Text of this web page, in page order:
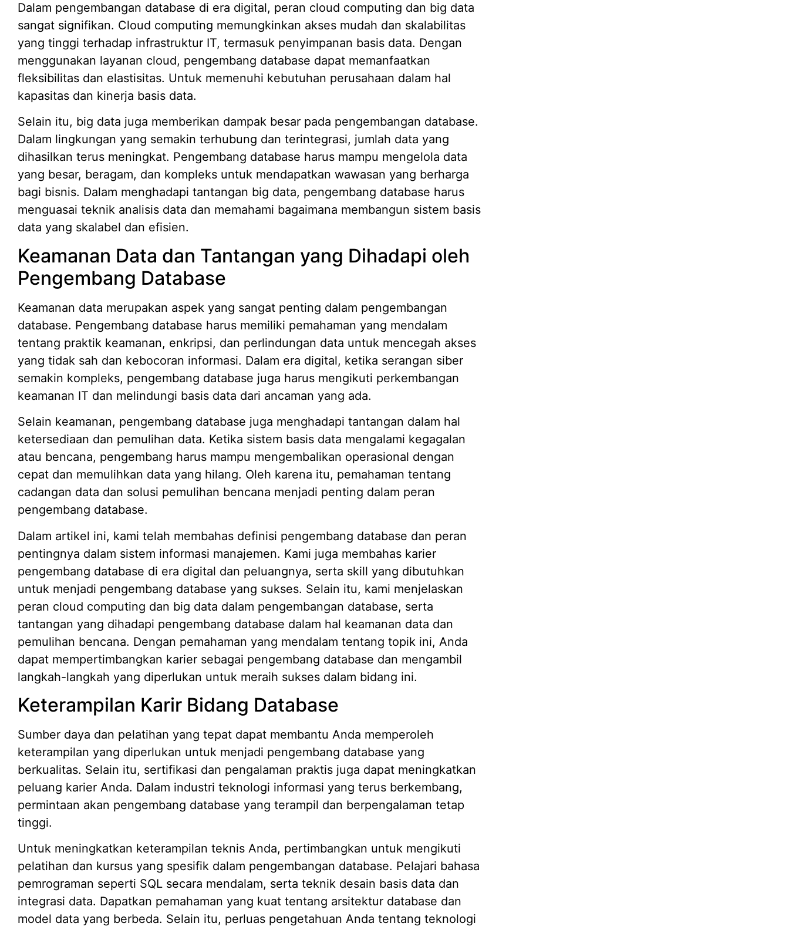
Dalam pengembangan database di era digital, peran cloud computing dan big data
sangat signifikan. Cloud computing memungkinkan akses mudah dan skalabilitas
yang tinggi terhadap infrastruktur IT, termasuk penyimpanan basis data. Dengan
menggunakan layanan cloud, pengembang database dapat memanfaatkan
fleksibilitas dan elastisitas. Untuk memenuhi kebutuhan perusahaan dalam hal
kapasitas dan kinerja basis data.
Selain itu, big data juga memberikan dampak besar pada pengembangan database.
Dalam lingkungan yang semakin terhubung dan terintegrasi, jumlah data yang
dihasilkan terus meningkat. Pengembang database harus mampu mengelola data
yang besar, beragam, dan kompleks untuk mendapatkan wawasan yang berharga
bagi bisnis. Dalam menghadapi tantangan big data, pengembang database harus
menguasai teknik analisis data dan memahami bagaimana membangun sistem basis
data yang skalabel dan efisien.
Keamanan Data dan Tantangan yang Dihadapi oleh
Pengembang Database
Keamanan data merupakan aspek yang sangat penting dalam pengembangan
database. Pengembang database harus memiliki pemahaman yang mendalam
tentang praktik keamanan, enkripsi, dan perlindungan data untuk mencegah akses
yang tidak sah dan kebocoran informasi. Dalam era digital, ketika serangan siber
semakin kompleks, pengembang database juga harus mengikuti perkembangan
keamanan IT dan melindungi basis data dari ancaman yang ada.
Selain keamanan, pengembang database juga menghadapi tantangan dalam hal
ketersediaan dan pemulihan data. Ketika sistem basis data mengalami kegagalan
atau bencana, pengembang harus mampu mengembalikan operasional dengan
cepat dan memulihkan data yang hilang. Oleh karena itu, pemahaman tentang
cadangan data dan solusi pemulihan bencana menjadi penting dalam peran
pengembang database.
Dalam artikel ini, kami telah membahas definisi pengembang database dan peran
pentingnya dalam sistem informasi manajemen. Kami juga membahas karier
pengembang database di era digital dan peluangnya, serta skill yang dibutuhkan
untuk menjadi pengembang database yang sukses. Selain itu, kami menjelaskan
peran cloud computing dan big data dalam pengembangan database, serta
tantangan yang dihadapi pengembang database dalam hal keamanan data dan
pemulihan bencana. Dengan pemahaman yang mendalam tentang topik ini, Anda
dapat mempertimbangkan karier sebagai pengembang database dan mengambil
langkah-langkah yang diperlukan untuk meraih sukses dalam bidang ini.
Keterampilan Karir Bidang Database
Sumber daya dan pelatihan yang tepat dapat membantu Anda memperoleh
keterampilan yang diperlukan untuk menjadi pengembang database yang
berkualitas. Selain itu, sertifikasi dan pengalaman praktis juga dapat meningkatkan
peluang karier Anda. Dalam industri teknologi informasi yang terus berkembang,
permintaan akan pengembang database yang terampil dan berpengalaman tetap
tinggi.
Untuk meningkatkan keterampilan teknis Anda, pertimbangkan untuk mengikuti
pelatihan dan kursus yang spesifik dalam pengembangan database. Pelajari bahasa
pemrograman seperti SQL secara mendalam, serta teknik desain basis data dan
integrasi data. Dapatkan pemahaman yang kuat tentang arsitektur database dan
model data yang berbeda. Selain itu, perluas pengetahuan Anda tentang teknologi